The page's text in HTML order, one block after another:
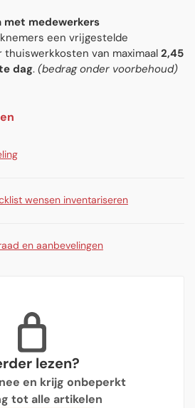
met medewerkers
een vrijgestelde
van maximaal 2,45
dag. (bedrag onder voorbehoud)
wensen inventariseren
en aanbevelingen
lezen?
en krijg onbeperkt
tot alle artikelen